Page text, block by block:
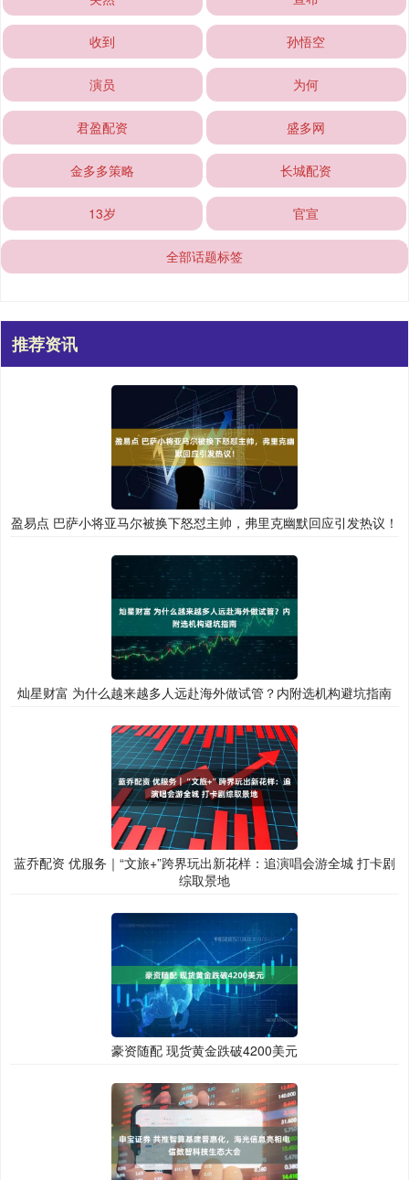
收到 孙悟空
演员 为何
君盈配资 盛多网
金多多策略 长城配资
13岁 官宣
全部话题标签
推荐资讯
盈易点 巴萨小将亚马尔被换下怒怼主帅，弗里克幽默回应引发热议！
灿星财富 为什么越来越多人远赴海外做试管？内附选机构避坑指南
蓝乔配资 优服务｜“文旅+”跨界玩出新花样：追演唱会游全城 打卡剧
综取景地
豪资随配 现货黄金跌破4200美元